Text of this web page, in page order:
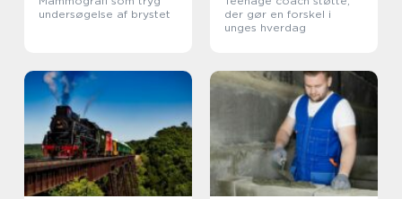
undersøgelse af brystet
der gør en forskel i
unges hverdag